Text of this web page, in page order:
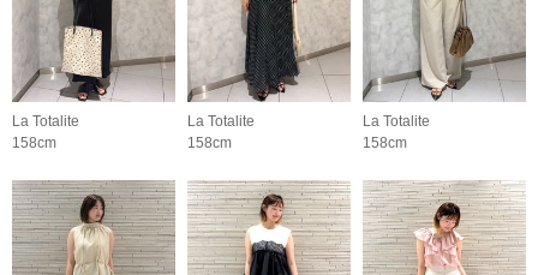
La Totalite
158cm
La Totalite
158cm
La Totalite
158cm